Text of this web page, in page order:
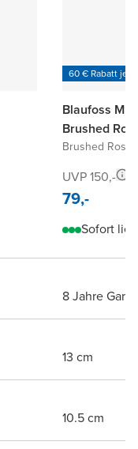
60 € Rabatt je
Blaufoss
Brushed
Brushed
UVP 150,-
79,-
Sofort
8 Jahre
13 cm
10.5 cm